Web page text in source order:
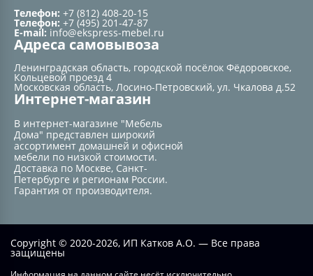
Телефон: +7 (812) 408-20-15
Телефон: +7 (495) 201-47-87
E-mail: info@ekspress-mebel.ru
Адреса самовывоза
Ленинградская область, городской посёлок Фёдоровское,
Кольцевой проезд 4
Московская область, Лосино-Петровский, ул. Чкалова д.52
Интернет-магазин
В интернет-магазине "Мебель
Дома" представлен широкий
ассортимент домашней и офисной
мебели по низкой стоимости.
Доставка по Москве, Санкт-
Петербурге и регионам России.
Гарантия от производителя.
Copyright © 2020-2026, ИП Катков А.О. — Все права
защищены